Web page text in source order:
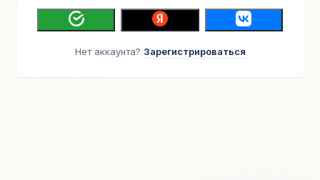
Нет аккаунта? Зарегистрироваться